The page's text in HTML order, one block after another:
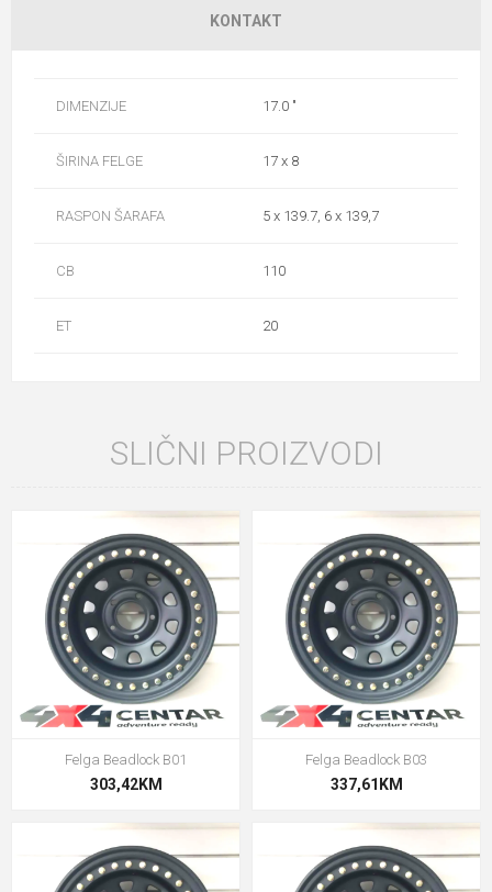
KONTAKT
DIMENZIJE 17.0 "
ŠIRINA FELGE 17 x 8
RASPON ŠARAFA 5 x 139.7, 6 x 139,7
CB 110
ET 20
SLIČNI PROIZVODI
Felga Beadlock B01
303,42KM
Felga Beadlock B03
337,61KM